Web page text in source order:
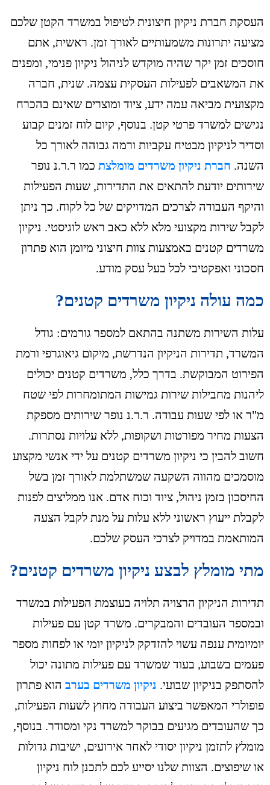
העסקת חברת ניקיון חיצונית לטיפול במשרד הקטן שלכם
מציעה יתרונות משמעותיים לאורך זמן. ראשית, אתם
חוסכים זמן יקר שהיה מוקדש לניהול ניקיון פנימי, ומפנים
את המשאבים לפעילות העסקית עצמה. שנית, חברה
מקצועית מביאה עמה ידע, ציוד ומוצרים שאינם בהכרח
נגישים למשרד פרטי קטן. בנוסף, קיום לוח זמנים קבוע
וסדיר לניקיון מבטיח עקביות ורמה גבוהה לאורך כל
השנה. חברת ניקיון משרדים מומלצת כמו ר.ר.נ נופר
שירותים יודעת להתאים את התדירות, שעות הפעילות
והיקף העבודה לצרכים המדויקים של כל לקוח. כך ניתן
לקבל שירות מקצועי מלא ללא כאב ראש לוגיסטי. ניקיון
משרדים קטנים באמצעות צוות חיצוני מיומן הוא פתרון
חסכוני ואפקטיבי לכל בעל עסק מודע.
כמה עולה ניקיון משרדים קטנים?
עלות השירות משתנה בהתאם למספר גורמים: גודל
המשרד, תדירות הניקיון הנדרשת, מיקום גיאוגרפי ורמת
הפירוט המבוקשת. בדרך כלל, משרדים קטנים יכולים
ליהנות מחבילות שירות גמישות המתומחרות לפי שטח
מ"ר או לפי שעות עבודה. ר.ר.נ נופר שירותים מספקת
הצעות מחיר מפורטות ושקופות, ללא עלויות נסתרות.
חשוב להבין כי ניקיון משרדים קטנים על ידי אנשי מקצוע
מוסמכים מהווה השקעה שמשתלמת לאורך זמן בשל
החיסכון בזמן ניהול, ציוד וכוח אדם. אנו ממליצים לפנות
לקבלת ייעוץ ראשוני ללא עלות על מנת לקבל הצעה
המותאמת במדויק לצרכי העסק שלכם.
מתי מומלץ לבצע ניקיון משרדים קטנים?
תדירות הניקיון הרצויה תלויה בעוצמת הפעילות במשרד
ובמספר העובדים והמבקרים. משרד קטן עם פעילות
יומיומית ענפה עשוי להזדקק לניקיון יומי או לפחות מספר
פעמים בשבוע, בעוד שמשרד עם פעילות מתונה יכול
להסתפק בניקיון שבועי. ניקיון משרדים בערב הוא פתרון
פופולרי המאפשר ביצוע העבודה מחוץ לשעות הפעילות,
כך שהעובדים מגיעים בבוקר למשרד נקי ומסודר. בנוסף,
מומלץ לתזמן ניקיון יסודי לאחר אירועים, ישיבות גדולות
או שיפוצים. הצוות שלנו יסייע לכם לתכנן לוח ניקיון